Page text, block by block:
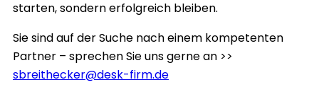
starten, sondern erfolgreich bleiben.
Sie sind auf der Suche nach einem kompetenten
Partner – sprechen Sie uns gerne an >>
sbreithecker@desk-firm.de